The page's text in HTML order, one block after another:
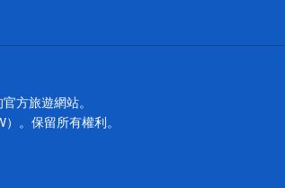
方旅遊網站。
。保留所有權利。